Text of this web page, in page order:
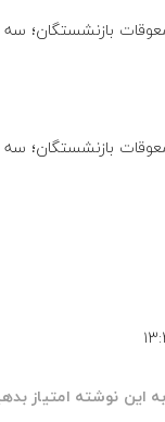
بازنشستگان؛ سه
بازنشستگان؛ سه
به این نوشته امتیاز